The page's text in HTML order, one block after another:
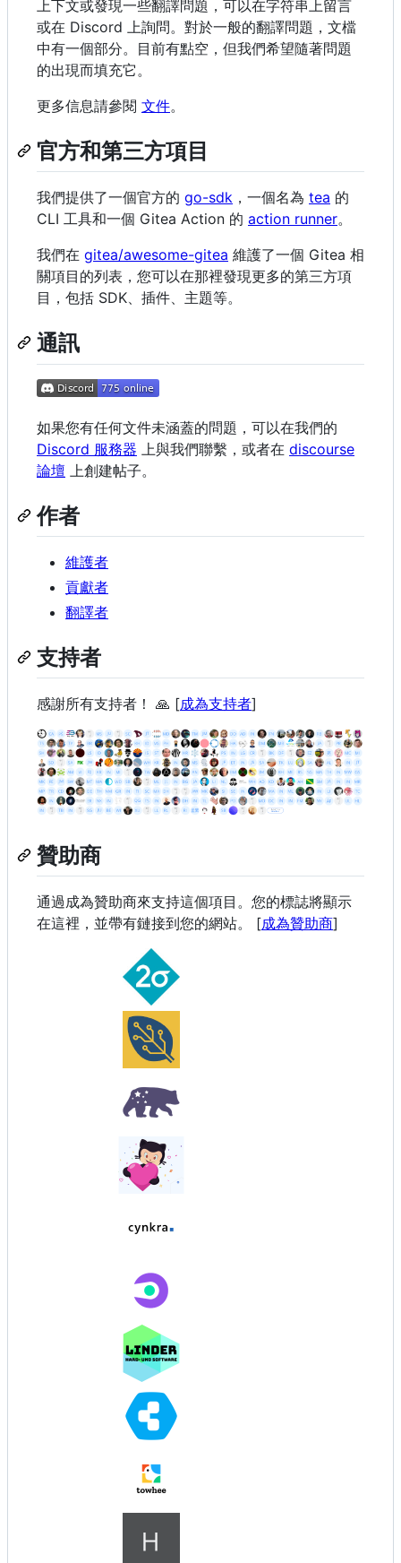
上下文或發現一些翻譯問題，可以在字符串上留言
或在 Discord 上詢問。對於一般的翻譯問題，文檔
中有一個部分。目前有點空，但我們希望隨著問題
的出現而填充它。
更多信息請參閱 文件。
官方和第三方項目
我們提供了一個官方的 go-sdk ，一個名為 tea 的
CLI 工具和一個 Gitea Action 的 action runner。
我們在 gitea/awesome-gitea 維護了一個 Gitea 相
關項目的列表，您可以在那裡發現更多的第三方項
目，包括 SDK、插件、主題等。
通訊
如果您有任何文件未涵蓋的問題，可以在我們的
Discord 服務器 上與我們聯繫，或者在 discourse
論壇 上創建帖子。
作者
維護者
貢獻者
翻譯者
支持者
感謝所有支持者！ 🙏 [成為支持者]
贊助商
通過成為贊助商來支持這個項目。您的標誌將顯示
在這裡，並帶有鏈接到您的網站。 [成為贊助商]